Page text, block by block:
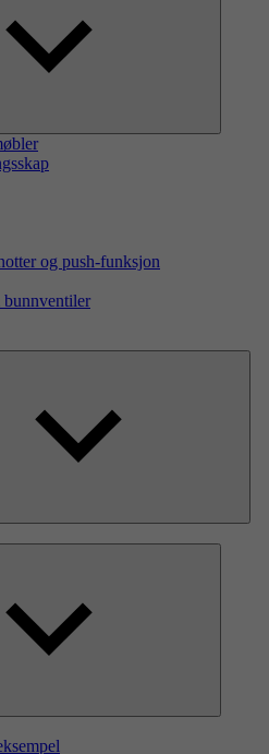
og push-funksjon